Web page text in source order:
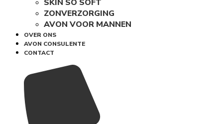
SKIN SO SOFT
ZONVERZORGING
AVON VOOR MANNEN
OVER ONS
AVON CONSULENTE
CONTACT